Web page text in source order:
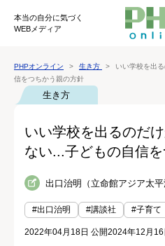
本当の自分に気づく
WEBメディア
PHPオンライン 生き方
いい学校を出
信をつちかう親の方針
生き方
いい学校を出るのだ
ない...子どもの自信
出口治明（立命館アジア太平
#出口治明 #講談社 #子育て
2022年04月18日 公開2024年12月16